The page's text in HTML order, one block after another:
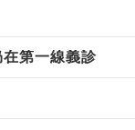
第一線義診